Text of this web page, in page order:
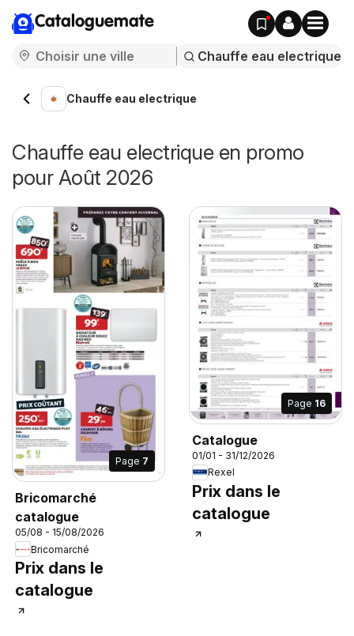
Cataloguemate
Chauffe eau electrique
Chauffe eau electrique en promo
pour Août 2026
Page 7
Bricomarché
catalogue
05/08 - 15/08/2026
Bricomarché
Prix dans le
catalogue
Page 16
Catalogue
01/01 - 31/12/2026
Rexel
Prix dans le
catalogue